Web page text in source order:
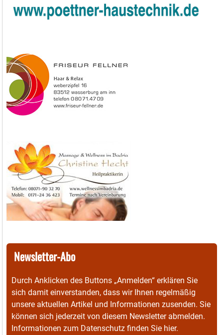
Newsletter-Abo
Durch Anklicken des Buttons „Anmelden“ erklären Sie
sich damit einverstanden, dass wir Ihnen regelmäßig
unsere aktuellen Artikel und Informationen zusenden. Sie
können sich jederzeit von diesem Newsletter abmelden.
Informationen zum Datenschutz finden Sie hier.